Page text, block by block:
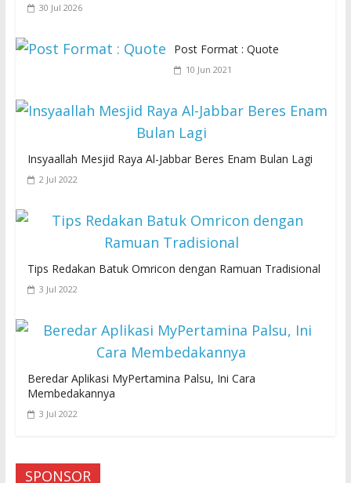
30 Jul 2026
Post Format : Quote
10 Jun 2021
Insyaallah Mesjid Raya Al-Jabbar Beres Enam Bulan Lagi
2 Jul 2022
Tips Redakan Batuk Omricon dengan Ramuan Tradisional
3 Jul 2022
Beredar Aplikasi MyPertamina Palsu, Ini Cara
Membedakannya
3 Jul 2022
SPONSOR